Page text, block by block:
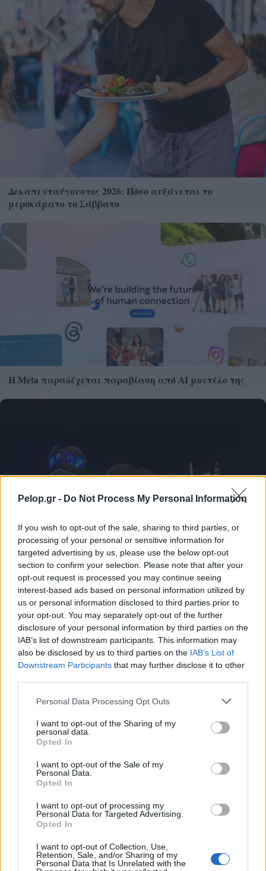
Pelop.gr - Do Not Process My Personal Information
If you wish to opt-out of the sale, sharing to third parties, or
processing of your personal or sensitive information for
targeted advertising by us, please use the below opt-out
section to confirm your selection. Please note that after your
opt-out request is processed you may continue seeing
interest-based ads based on personal information utilized by
us or personal information disclosed to third parties prior to
your opt-out. You may separately opt-out of the further
disclosure of your personal information by third parties on the
IAB’s list of downstream participants. This information may
also be disclosed by us to third parties on the IAB’s List of
Downstream Participants that may further disclose it to other
Please note that this website/app uses one or more Google
not limited to your visit or usage behaviour. You may click to
grant or deny consent to Google and its third-party tags to
use your data for below specified purposes in below Google
consent section.
Personal Data Processing Opt Outs
I want to opt-out of the Sharing of my
personal data.
Opted In
I want to opt-out of the Sale of my
Personal Data.
Opted In
I want to opt-out of processing my
Personal Data for Targeted Advertising.
Opted In
I want to opt-out of Collection, Use,
Retention, Sale, and/or Sharing of my
Personal Data that Is Unrelated with the
Δεκαπενταύγουστος 2026: Πόσο αυξάνεται το
μεροκάματο το Σάββατο
Η Meta παραδέχεται παραβίαση από AI μοντέλο της
Με λαμπρότητα ο εορτασμός της Μεταμορφώσεως του
Σωτήρος στην Οβρυά ΦΩΤΟ
Τουρισμός για Ολους 2026: Τα SOS για να κερδίσετε το